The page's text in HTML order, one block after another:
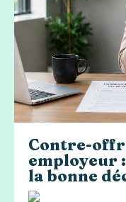
Contre-
employeur
la bonne